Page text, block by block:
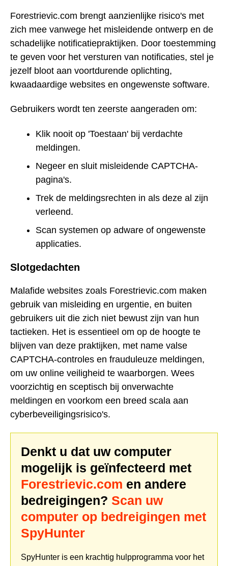
Forestrievic.com brengt aanzienlijke risico's met
zich mee vanwege het misleidende ontwerp en de
schadelijke notificatiepraktijken. Door toestemming
te geven voor het versturen van notificaties, stel je
jezelf bloot aan voortdurende oplichting,
kwaadaardige websites en ongewenste software.
Gebruikers wordt ten zeerste aangeraden om:
Klik nooit op 'Toestaan' bij verdachte
meldingen.
Negeer en sluit misleidende CAPTCHA-
pagina's.
Trek de meldingsrechten in als deze al zijn
verleend.
Scan systemen op adware of ongewenste
applicaties.
Slotgedachten
Malafide websites zoals Forestrievic.com maken
gebruik van misleiding en urgentie, en buiten
gebruikers uit die zich niet bewust zijn van hun
tactieken. Het is essentieel om op de hoogte te
blijven van deze praktijken, met name valse
CAPTCHA-controles en frauduleuze meldingen,
om uw online veiligheid te waarborgen. Wees
voorzichtig en sceptisch bij onverwachte
meldingen en voorkom een breed scala aan
cyberbeveiligingsrisico's.
Denkt u dat uw computer
mogelijk is geïnfecteerd met
Forestrievic.com en andere
bedreigingen? Scan uw
computer op bedreigingen met
SpyHunter
SpyHunter is een krachtig hulpprogramma voor het